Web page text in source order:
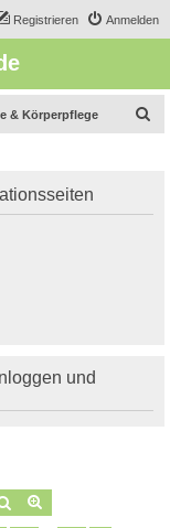
Anmelden
Registrieren
& Körperpflege
e
und
Suche